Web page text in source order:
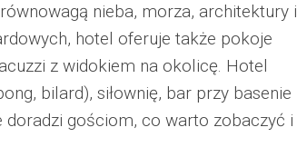
nieba, morza, architektury i
hotel oferuje także pokoje
z widokiem na okolicę. Hotel
bilard), siłownię, bar przy basenie
doradzi gościom, co warto zobaczyć i